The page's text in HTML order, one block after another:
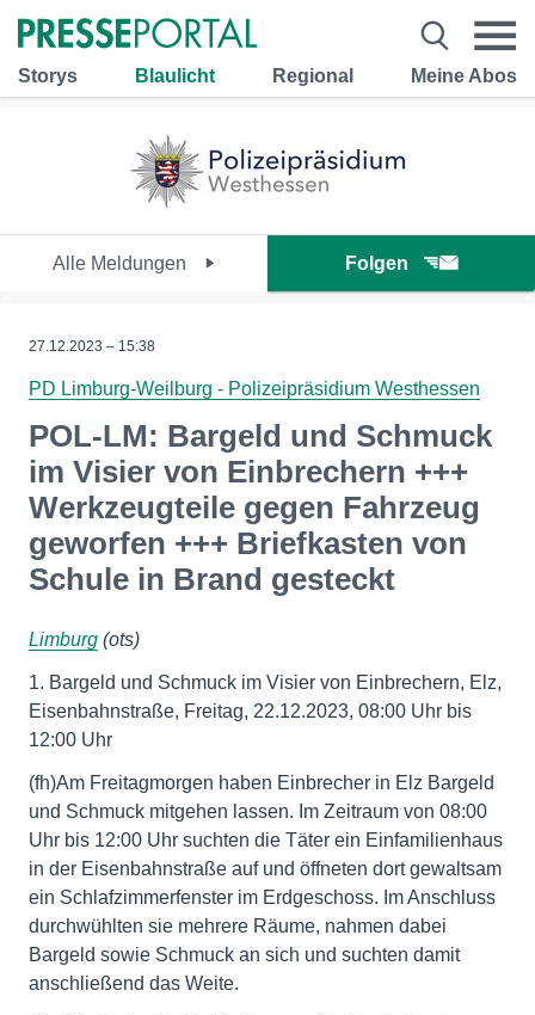
Storys Blaulicht Regional Meine Abos
Alle Meldungen Folgen
27.12.2023 – 15:38
PD Limburg-Weilburg - Polizeipräsidium Westhessen
POL-LM: Bargeld und Schmuck
im Visier von Einbrechern +++
Werkzeugteile gegen Fahrzeug
geworfen +++ Briefkasten von
Schule in Brand gesteckt
Limburg (ots)
1. Bargeld und Schmuck im Visier von Einbrechern, Elz,
Eisenbahnstraße, Freitag, 22.12.2023, 08:00 Uhr bis
12:00 Uhr
(fh)Am Freitagmorgen haben Einbrecher in Elz Bargeld
und Schmuck mitgehen lassen. Im Zeitraum von 08:00
Uhr bis 12:00 Uhr suchten die Täter ein Einfamilienhaus
in der Eisenbahnstraße auf und öffneten dort gewaltsam
ein Schlafzimmerfenster im Erdgeschoss. Im Anschluss
durchwühlten sie mehrere Räume, nahmen dabei
Bargeld sowie Schmuck an sich und suchten damit
anschließend das Weite.